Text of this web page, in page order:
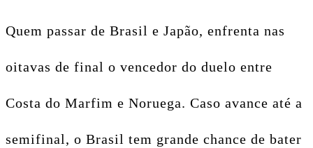
Quem passar de Brasil e Japão, enfrenta nas
oitavas de final o vencedor do duelo entre
Costa do Marfim e Noruega. Caso avance até a
semifinal, o Brasil tem grande chance de bater